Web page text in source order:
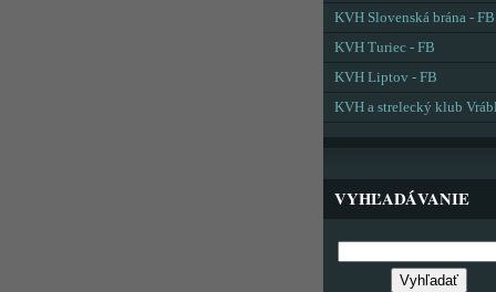
KVH Slovenská brána - FB
KVH Turiec - FB
KVH Liptov - FB
KVH a strelecký klub
VYHĽADÁVANIE